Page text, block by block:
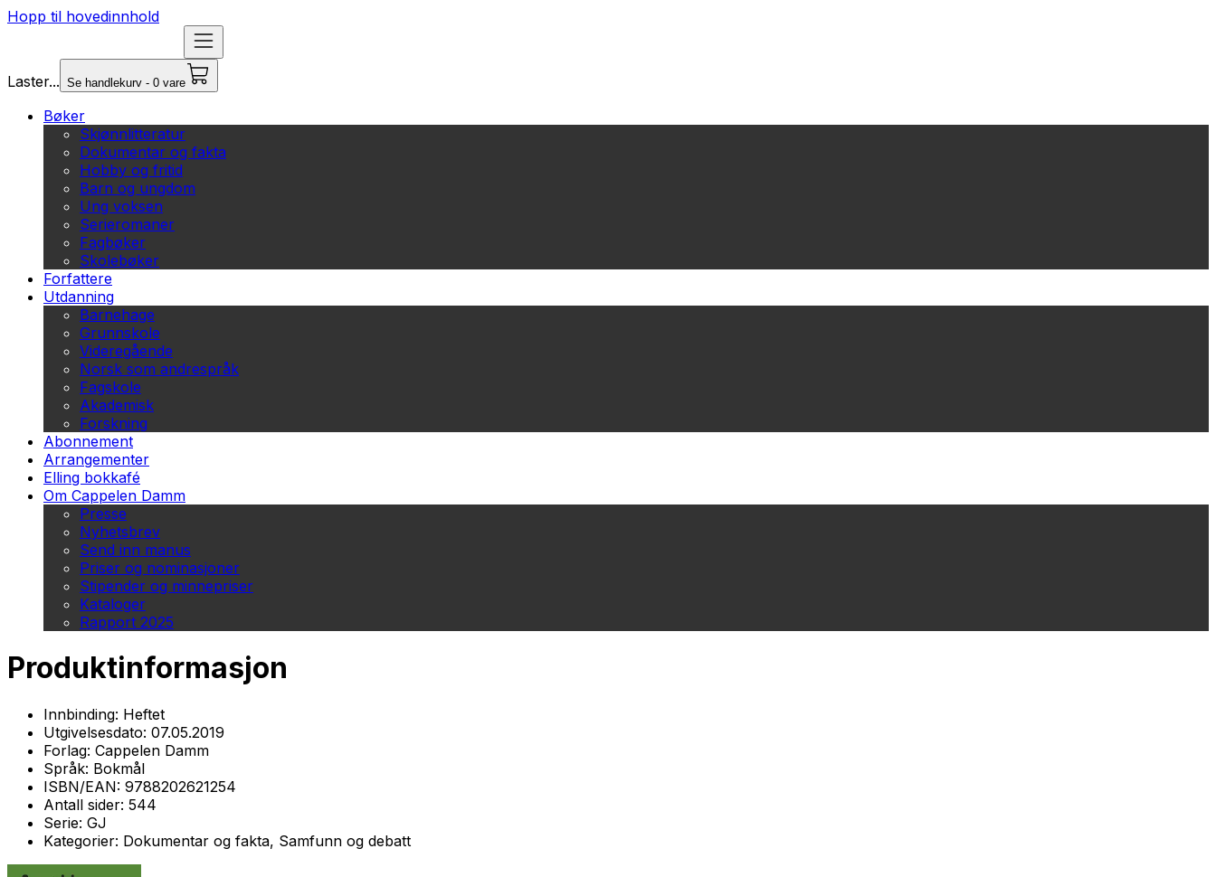
Hopp til hovedinnhold
Laster... Se handlekurv - 0 vare
Bøker
Skjønnlitteratur
Dokumentar og fakta
Hobby og fritid
Barn og ungdom
Ung voksen
Serieromaner
Fagbøker
Skolebøker
Forfattere
Utdanning
Barnehage
Grunnskole
Videregående
Norsk som andrespråk
Fagskole
Akademisk
Forskning
Abonnement
Arrangementer
Elling bokkafé
Om Cappelen Damm
Presse
Nyhetsbrev
Send inn manus
Priser og nominasjoner
Stipender og minnepriser
Kataloger
Rapport 2025
Produktinformasjon
Innbinding: Heftet
Utgivelsesdato: 07.05.2019
Forlag: Cappelen Damm
Språk: Bokmål
ISBN/EAN: 9788202621254
Antall sider: 544
Serie: GJ
Kategorier: Dokumentar og fakta, Samfunn og debatt